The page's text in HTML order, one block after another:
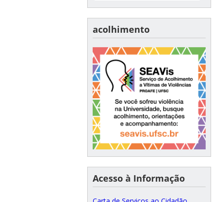
acolhimento
Acesso à Informação